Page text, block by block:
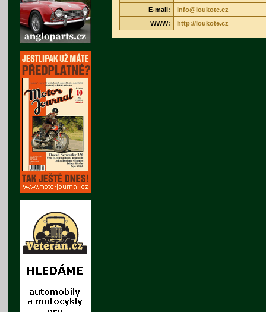
E-mail:
info@loukote.cz
WWW:
http://loukote.cz